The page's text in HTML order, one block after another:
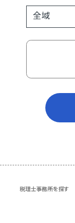
税理士事務所を探す